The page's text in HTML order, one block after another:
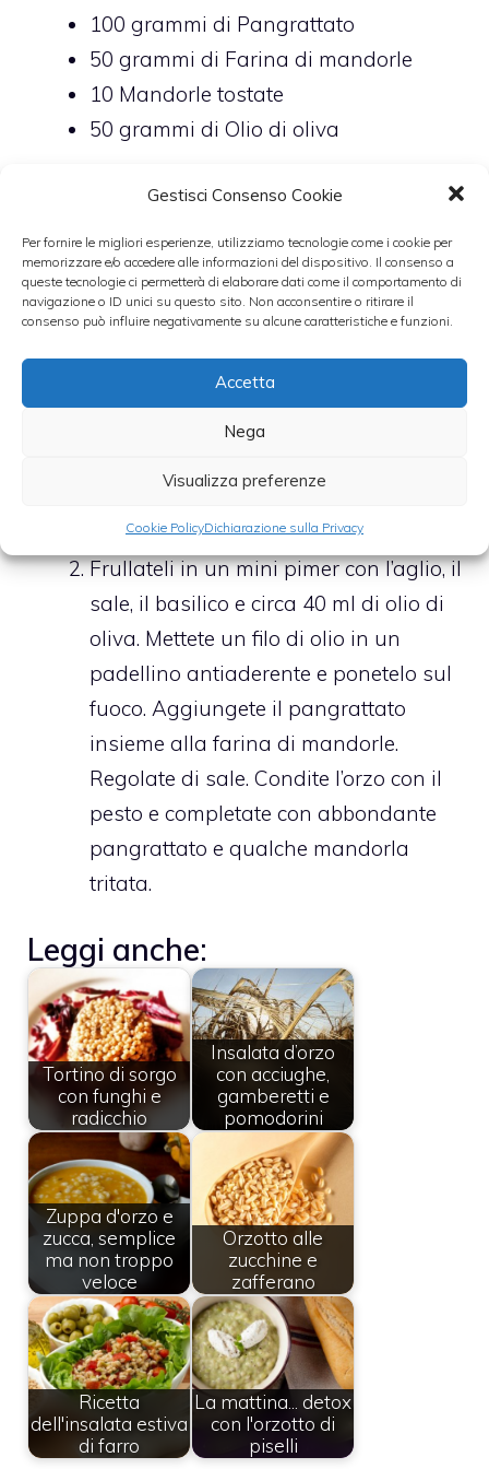
Gestisci Consenso Cookie
Per fornire le migliori esperienze, utilizziamo tecnologie come i cookie per
memorizzare e/o accedere alle informazioni del dispositivo. Il consenso a
queste tecnologie ci permetterà di elaborare dati come il comportamento di
navigazione o ID unici su questo sito. Non acconsentire o ritirare il
consenso può influire negativamente su alcune caratteristiche e funzioni.
Accetta
Nega
Visualizza preferenze
Cookie PolicyDichiarazione sulla Privacy
100 grammi di Pangrattato
50 grammi di Farina di mandorle
10 Mandorle tostate
50 grammi di Olio di oliva
Preparazione
Sciacquate più volte l’orzo e poi
mettetelo in acqua fredda a bollire
fino a cottura (circa 25/30 minuti).
Regolate di sale. Nel frattempo
preparate il pesto privando i
pomodori della buccia e dei semi
operazione scottateli qualche minuto
in acqua a bollore.
Frullateli in un mini pimer con l’aglio, il
sale, il basilico e circa 40 ml di olio di
oliva. Mettete un filo di olio in un
padellino antiaderente e ponetelo sul
fuoco. Aggiungete il pangrattato
insieme alla farina di mandorle.
Regolate di sale. Condite l’orzo con il
pesto e completate con abbondante
pangrattato e qualche mandorla
tritata.
Leggi anche:
Tortino di sorgo
con funghi e
radicchio
Insalata d’orzo
con acciughe,
gamberetti e
pomodorini
Zuppa d'orzo e
zucca, semplice
ma non troppo
veloce
Orzotto alle
zucchine e
zafferano
Ricetta
dell'insalata estiva
di farro
La mattina... detox
con l'orzotto di
piselli